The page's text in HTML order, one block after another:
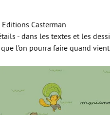
Casterman
- dans les textes et les
l’on pourra faire quand